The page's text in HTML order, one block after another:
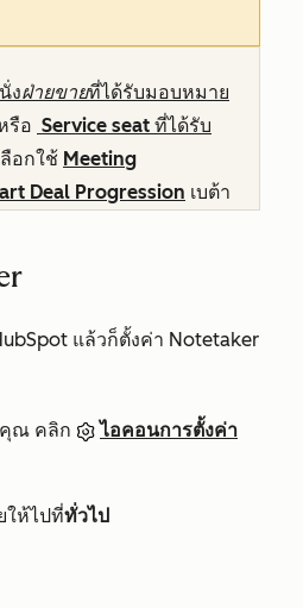
งฝ่ายขายที่ได้รับมอบหมาย
รือ Service seat ที่ได้รับ
อกใช้ Meeting
Deal Progression เบต้า
แล้วก็ตั้งค่า Notetaker
ณ คลิก
ไอคอนการตั้งค่า
ให้ไปที่ทั่วไป